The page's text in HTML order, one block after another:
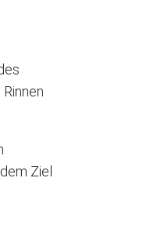
Ziel